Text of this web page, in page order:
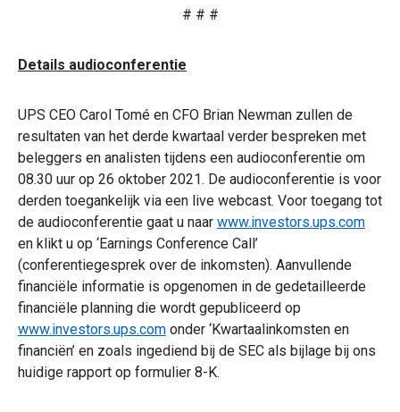
# # #
Details audioconferentie
UPS CEO Carol Tomé en CFO Brian Newman zullen de
resultaten van het derde kwartaal verder bespreken met
beleggers en analisten tijdens een audioconferentie om
08.30 uur op 26 oktober 2021. De audioconferentie is voor
derden toegankelijk via een live webcast. Voor toegang tot
de audioconferentie gaat u naar www.investors.ups.com
en klikt u op ‘Earnings Conference Call’
(conferentiegesprek over de inkomsten). Aanvullende
financiële informatie is opgenomen in de gedetailleerde
financiële planning die wordt gepubliceerd op
www.investors.ups.com onder ‘Kwartaalinkomsten en
financiën’ en zoals ingediend bij de SEC als bijlage bij ons
huidige rapport op formulier 8-K.